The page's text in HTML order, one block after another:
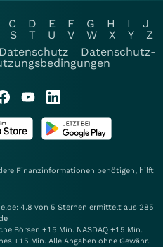
C D E F G H I
J
S T U V W X Y
Z
Datenschutz
Datenschutz-
Finanzinformationen benötigen, hilft
4.8 von 5 Sternen ermittelt aus 285
Börsen +15 Min. NASDAQ +15 Min.
+15 Min. Alle Angaben ohne Gewähr.